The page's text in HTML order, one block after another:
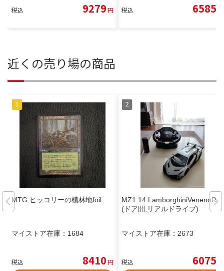
税込 9279円 税込 6585
近くの売り場の商品
MTG ヒッコリーの植林地foil
マイストア在庫： 1684
税込 8410円
MZ1:14 LamborghiniVenenoR/C
(ドア開,リアルドライブ)
マイストア在庫： 2673
税込 6075